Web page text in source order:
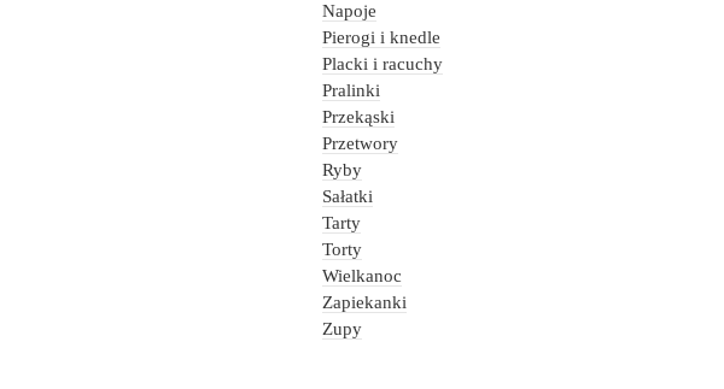
Napoje
Pierogi i knedle
Placki i racuchy
Pralinki
Przekąski
Przetwory
Ryby
Sałatki
Tarty
Torty
Wielkanoc
Zapiekanki
Zupy